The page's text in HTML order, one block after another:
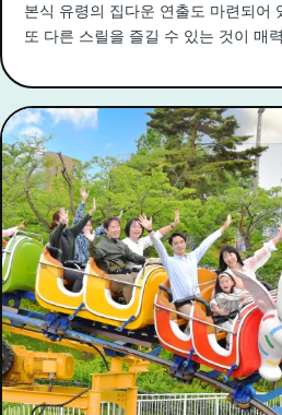
본식 유령의 집다운 연출도 마련되어
또 다른 스릴을 즐길 수 있는 것이 매